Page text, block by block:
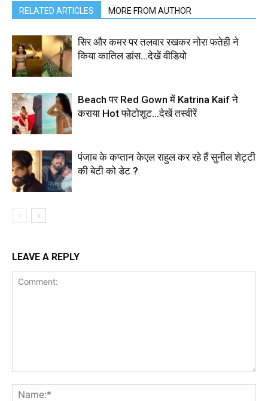
RELATED ARTICLES MORE FROM AUTHOR
सिर और कमर पर तलवार रखकर नोरा फतेही ने
किया कातिल डांस…देखें वीडियो
Beach पर Red Gown में Katrina Kaif ने
कराया Hot फोटोशूट…देखें तस्वीरें
पंजाब के कप्तान केएल राहुल कर रहे हैं सुनील शेट्टी
की बेटी को डेट ?
LEAVE A REPLY